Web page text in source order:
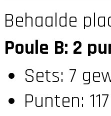
Behaalde
Poule B: 2
Sets: 7
Punten: